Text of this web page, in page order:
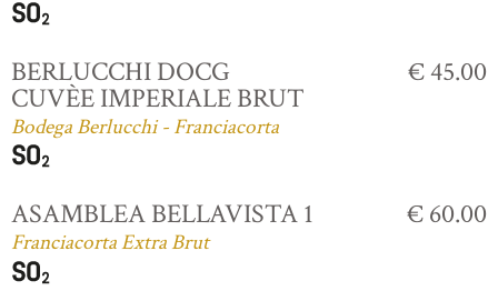
BERLUCCHI DOCG
CUVÈE IMPERIALE BRUT
Bodega Berlucchi - Franciacorta
€ 45.00
ASAMBLEA BELLAVISTA 1
Franciacorta Extra Brut
€ 60.00